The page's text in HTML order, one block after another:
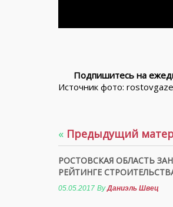
Подпишитесь на
Источник фото:
« Предыдущий
РОСТОВСКАЯ ОБЛАСТЬ
РЕЙТИНГЕ
05.05.2017 ByДаниэль Швец